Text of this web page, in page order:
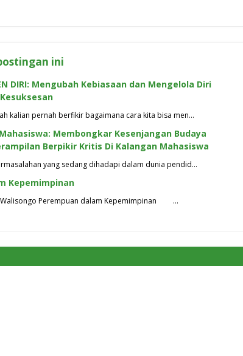
ini
DIRI: Mengubah Kebiasaan dan Mengelola Diri
kalian pernah berfikir bagaimana cara kita bisa men…
Membongkar Kesenjangan Budaya
Berpikir Kritis Di Kalangan Mahasiswa
yang sedang dihadapi dalam dunia pendid…
Kepemimpinan
Walisongo Perempuan dalam Kepemimpinan …